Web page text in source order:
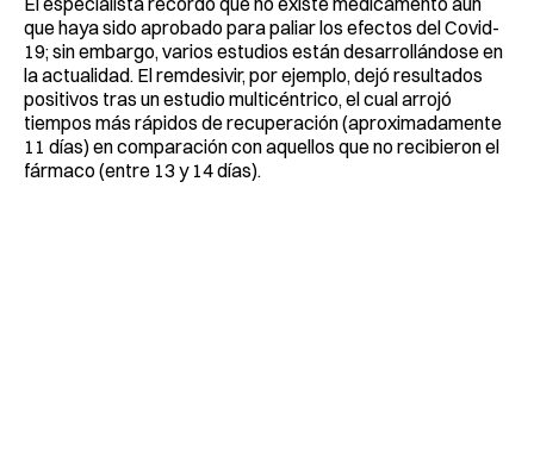
que haya sido aprobado para paliar los efectos del Covid-
19; sin embargo, varios estudios están desarrollándose en
la actualidad. El remdesivir, por ejemplo, dejó resultados
positivos tras un estudio multicéntrico, el cual arrojó
tiempos más rápidos de recuperación (aproximadamente
11 días) en comparación con aquellos que no recibieron el
fármaco (entre 13 y 14 días).